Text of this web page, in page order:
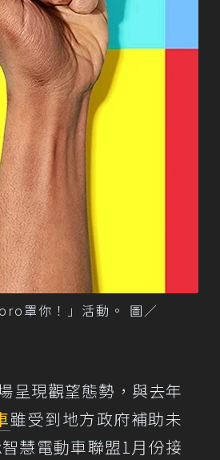
罩你！」活動。 圖／
呈現觀望態勢，與去年
雖受到地方政府補助未
慧電動車聯盟1月份接